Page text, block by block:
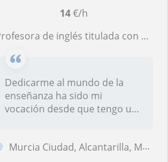
14€/h
Profesora de inglés titulada con 3 años de experiencia ofrece clases particulares en Murcia
Dedicarme al mundo de la
enseñanza ha sido mi
vocación desde que tengo uso
Murcia Ciudad, Alcantarilla, Molina de Segura, Murcia (Ciudad), Santom...